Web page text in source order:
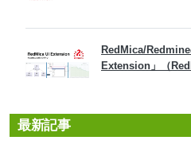
RedMica/
Extension」（
最新記事